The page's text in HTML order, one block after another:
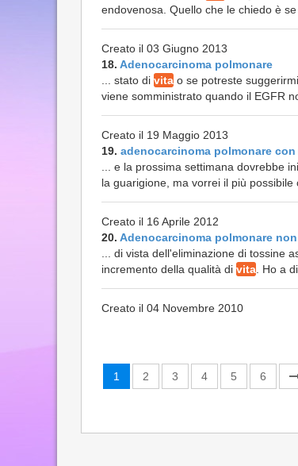
endovenosa. Quello che le chiedo è
Creato il 03 Giugno 2013
18. Adenocarcinoma polmonare
... stato di vita o se potreste
viene somministrato quando il EGFR
Creato il 19 Maggio 2013
19. adenocarcinoma polmonare
... e la prossima settimana dovrebbe
la guarigione, ma vorrei il più
Creato il 16 Aprile 2012
20. Adenocarcinoma polmonare
... di vista dell'eliminazione di tossine
incremento della qualità di vita . Ho a
Creato il 04 Novembre 2010
1 2 3 4 5 6